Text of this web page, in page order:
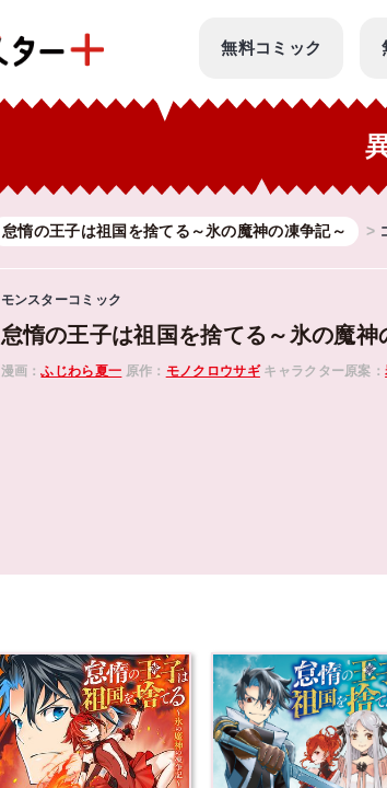
無料コミック
怠惰の王子は祖国を捨てる～氷の魔神の凍争記～
モンスターコミック
怠惰の王子は祖国を捨てる～氷の魔神
漫画：ふじわら夏一 原作： モノクロウサギキャラクター原案：